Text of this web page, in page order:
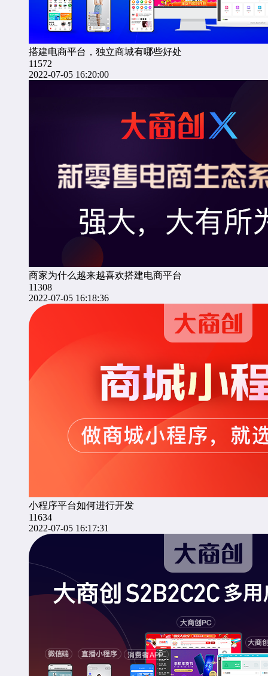
搭建电商平台，独立商城有哪些好处
11572
2022-07-05 16:20:00
商家为什么越来越喜欢搭建电商平台
11308
2022-07-05 16:18:36
小程序平台如何进行开发
11634
2022-07-05 16:17:31